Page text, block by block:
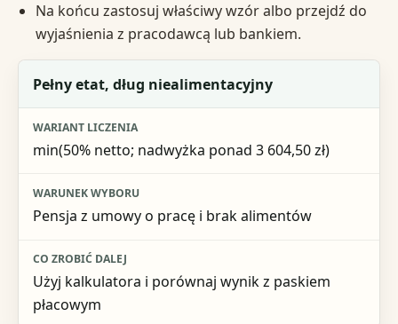
Na końcu zastosuj właściwy wzór albo przejdź do
wyjaśnienia z pracodawcą lub bankiem.
Sytuacja
Wariant liczenia
Warunek wyboru
Pełny etat, dług niealimentacyjny
min(50% netto; nadwyżka ponad 3 604,50 zł)
Pensja z umowy o pracę i brak alimentów
Użyj kalkulatora i porównaj wynik z paskiem
płacowym